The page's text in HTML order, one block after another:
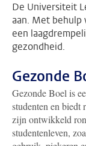
De Universiteit
aan. Met behulp
een
gezondheid.
Gezonde
Gezonde Boel is
studenten en biedt
zijn ontwikkeld
studentenleven,